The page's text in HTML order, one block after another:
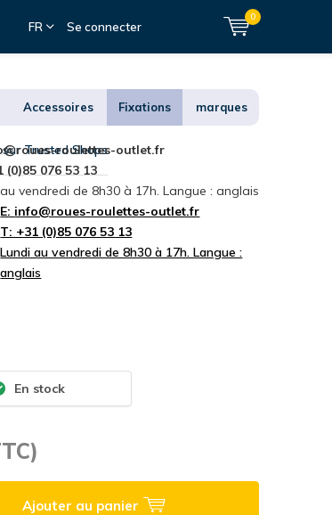
FR Se connecter
0
Accessoires Fixations marques
sur Trusted Shopsroulettes-outlet.fr
(0)85 076 53 13
vendredi de 8h30 à 17h. Langue : anglais
E: info@roues-roulettes-outlet.fr
T: +31 (0)85 076 53 13
Lundi au vendredi de 8h30 à 17h. Langue :
anglais
En stock
Ajouter au panier